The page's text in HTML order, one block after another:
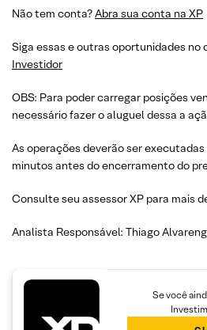
Não tem conta?Abra sua conta na XP
Siga essas e outras oportunidades no
Investidor
OBS: Para poder carregar posições
necessário fazer o aluguel dessa a
As operações deverão ser
minutos antes do encerramento do
Consulte seu assessor XP para mais
Analista Responsável: Thiago
Se você